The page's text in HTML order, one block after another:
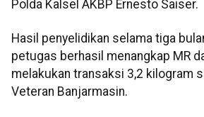
Polda Kalsel AKBP Ernesto Saiser.
Hasil penyelidikan selama tiga
petugas berhasil menangkap MR
melakukan transaksi 3,2 kilogram
Veteran Banjarmasin.